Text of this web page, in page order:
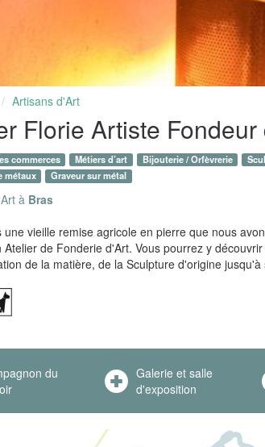
Artisans d'Art
Florie Artiste Fondeur
commerces Métiers d’art Bijouterie / Orfèvrerie
métaux
Graveur sur métal
à Bras
une vieille remise agricole en pierre que nous
Atelier de Fonderie d'Art. Vous pourrez y
de la matière, de la Sculpture d'origine
du
Galerie et salle
d'exposition